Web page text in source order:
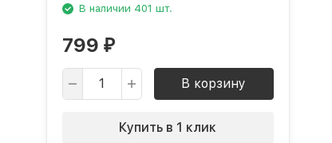
В наличии 401 шт.
799 ₽
В корзину
Купить в 1 клик